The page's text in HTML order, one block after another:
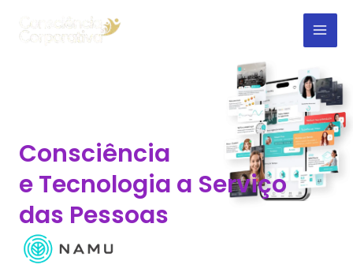
Consciência
e Tecnologia a Serviço
das Pessoas